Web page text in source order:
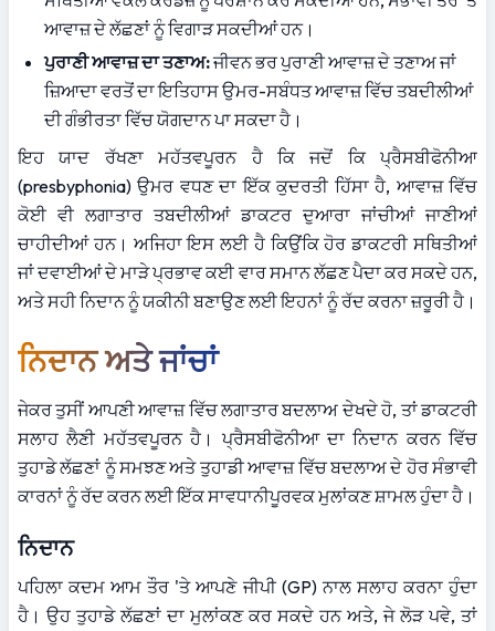
ਆਵਾਜ਼ ਦੇ ਲੱਛਣਾਂ ਨੂੰ ਵਿਗਾੜ ਸਕਦੀਆਂ ਹਨ।
ਪੁਰਾਣੀ ਆਵਾਜ਼ ਦਾ ਤਣਾਅ: ਜੀਵਨ ਭਰ ਪੁਰਾਣੀ ਆਵਾਜ਼ ਦੇ ਤਣਾਅ ਜਾਂ
ਜ਼ਿਆਦਾ ਵਰਤੋਂ ਦਾ ਇਤਿਹਾਸ ਉਮਰ-ਸਬੰਧਤ ਆਵਾਜ਼ ਵਿੱਚ ਤਬਦੀਲੀਆਂ
ਦੀ ਗੰਭੀਰਤਾ ਵਿੱਚ ਯੋਗਦਾਨ ਪਾ ਸਕਦਾ ਹੈ।
ਇਹ ਯਾਦ ਰੱਖਣਾ ਮਹੱਤਵਪੂਰਨ ਹੈ ਕਿ ਜਦੋਂ ਕਿ ਪ੍ਰੈਸਬੀਫੋਨੀਆ
(presbyphonia) ਉਮਰ ਵਧਣ ਦਾ ਇੱਕ ਕੁਦਰਤੀ ਹਿੱਸਾ ਹੈ, ਆਵਾਜ਼ ਵਿੱਚ
ਕੋਈ ਵੀ ਲਗਾਤਾਰ ਤਬਦੀਲੀਆਂ ਡਾਕਟਰ ਦੁਆਰਾ ਜਾਂਚੀਆਂ ਜਾਣੀਆਂ
ਚਾਹੀਦੀਆਂ ਹਨ। ਅਜਿਹਾ ਇਸ ਲਈ ਹੈ ਕਿਉਂਕਿ ਹੋਰ ਡਾਕਟਰੀ ਸਥਿਤੀਆਂ
ਜਾਂ ਦਵਾਈਆਂ ਦੇ ਮਾੜੇ ਪ੍ਰਭਾਵ ਕਈ ਵਾਰ ਸਮਾਨ ਲੱਛਣ ਪੈਦਾ ਕਰ ਸਕਦੇ ਹਨ,
ਅਤੇ ਸਹੀ ਨਿਦਾਨ ਨੂੰ ਯਕੀਨੀ ਬਣਾਉਣ ਲਈ ਇਹਨਾਂ ਨੂੰ ਰੱਦ ਕਰਨਾ ਜ਼ਰੂਰੀ ਹੈ।
ਨਿਦਾਨ ਅਤੇ ਜਾਂਚਾਂ
ਜੇਕਰ ਤੁਸੀਂ ਆਪਣੀ ਆਵਾਜ਼ ਵਿੱਚ ਲਗਾਤਾਰ ਬਦਲਾਅ ਦੇਖਦੇ ਹੋ, ਤਾਂ ਡਾਕਟਰੀ
ਸਲਾਹ ਲੈਣੀ ਮਹੱਤਵਪੂਰਨ ਹੈ। ਪ੍ਰੈਸਬੀਫੋਨੀਆ ਦਾ ਨਿਦਾਨ ਕਰਨ ਵਿੱਚ
ਤੁਹਾਡੇ ਲੱਛਣਾਂ ਨੂੰ ਸਮਝਣ ਅਤੇ ਤੁਹਾਡੀ ਆਵਾਜ਼ ਵਿੱਚ ਬਦਲਾਅ ਦੇ ਹੋਰ ਸੰਭਾਵੀ
ਕਾਰਨਾਂ ਨੂੰ ਰੱਦ ਕਰਨ ਲਈ ਇੱਕ ਸਾਵਧਾਨੀਪੂਰਵਕ ਮੁਲਾਂਕਣ ਸ਼ਾਮਲ ਹੁੰਦਾ ਹੈ।
ਨਿਦਾਨ
ਪਹਿਲਾ ਕਦਮ ਆਮ ਤੌਰ 'ਤੇ ਆਪਣੇ ਜੀਪੀ (GP) ਨਾਲ ਸਲਾਹ ਕਰਨਾ ਹੁੰਦਾ
ਹੈ। ਉਹ ਤੁਹਾਡੇ ਲੱਛਣਾਂ ਦਾ ਮੁਲਾਂਕਣ ਕਰ ਸਕਦੇ ਹਨ ਅਤੇ, ਜੇ ਲੋੜ ਪਵੇ, ਤਾਂ